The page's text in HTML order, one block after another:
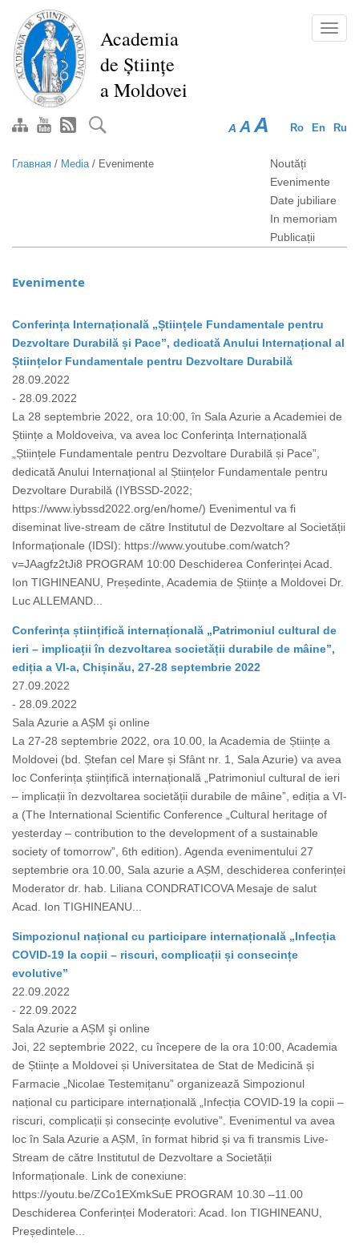
Перейти
основному
содержанию
Academia
de Științe
a Moldovei
Ro En Ru
A A A
Главная / Media/ Evenimente
Noutăți
Evenimente
Date jubiliare
In memoriam
Publicații
Evenimente
Conferința Internațională „Științele Fundamentale pentru
Dezvoltare Durabilă și Pace”, dedicată Anului Internațional al
Științelor Fundamentale pentru Dezvoltare Durabilă
28.09.2022
- 28.09.2022
La 28 septembrie 2022, ora 10:00, în Sala Azurie a Academiei de
Științe a Moldoveiva, va avea loc Conferința Internațională
„Științele Fundamentale pentru Dezvoltare Durabilă și Pace”,
dedicată Anului Internațional al Științelor Fundamentale pentru
Dezvoltare Durabilă (IYBSSD-2022;
https://www.iybssd2022.org/en/home/) Evenimentul va fi
diseminat live-stream de către Institutul de Dezvoltare al Societății
Informaționale (IDSI): https://www.youtube.com/watch?
v=JAagfz2tJi8 PROGRAM 10:00 Deschiderea Conferinței Acad.
Ion TIGHINEANU, Președinte, Academia de Științe a Moldovei Dr.
Luc ALLEMAND...
Conferința științifică internațională „Patrimoniul cultural de
ieri – implicații în dezvoltarea societății durabile de mâine”,
ediția a VI-a, Chișinău, 27-28 septembrie 2022
27.09.2022
- 28.09.2022
Sala Azurie a AȘM şi online
La 27-28 septembrie 2022, ora 10.00, la Academia de Științe a
Moldovei (bd. Ștefan cel Mare și Sfânt nr. 1, Sala Azurie) va avea
loc Conferința științifică internațională „Patrimoniul cultural de ieri
– implicații în dezvoltarea societății durabile de mâine”, ediția a VI-
a (The International Scientific Conference „Cultural heritage of
yesterday – contribution to the development of a sustainable
society of tomorrow”, 6th edition). Agenda evenimentului 27
septembrie ora 10.00, Sala azurie a AȘM, deschiderea conferinței
Moderator dr. hab. Liliana CONDRATICOVA Mesaje de salut
Acad. Ion TIGHINEANU...
Simpozionul național cu participare internațională „Infecția
COVID-19 la copii – riscuri, complicații și consecințe
evolutive”
22.09.2022
- 22.09.2022
Sala Azurie a AȘM şi online
Joi, 22 septembrie 2022, cu începere de la ora 10:00, Academia
de Științe a Moldovei și Universitatea de Stat de Medicină și
Farmacie „Nicolae Testemițanu” organizează Simpozionul
național cu participare internațională „Infecția COVID-19 la copii –
riscuri, complicații și consecințe evolutive”. Evenimentul va avea
loc în Sala Azurie a AȘM, în format hibrid și va fi transmis Live-
Stream de către Institutul de Dezvoltare a Societății
Informaționale. Link de conexiune:
https://youtu.be/ZCo1EXmkSuE PROGRAM 10.30 –11.00
Deschiderea Conferinței Moderatori: Acad. Ion TIGHINEANU,
Președintele...